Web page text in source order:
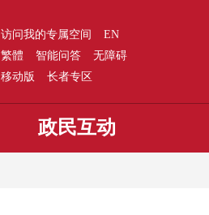
访问我的专属空间
EN
繁體
智能问答
无障碍
移动版
长者专区
政民互动